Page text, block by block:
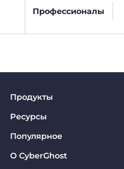
Профессионалы
Продукты
VPN для PC
VPN для Chrome
VPN для Mac
Ресурсы
Что такое VPN
Хаб по конфиденциальности
Популярное
Отзывы о CyberGhost VPN
О CyberGhost